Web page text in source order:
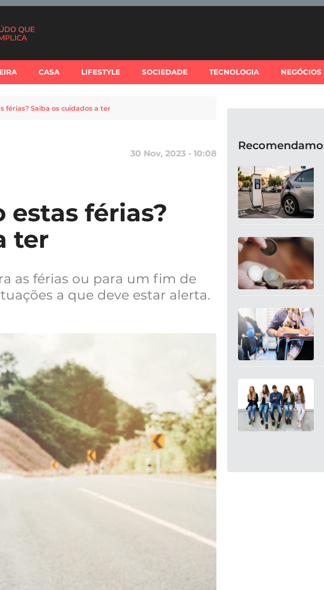
CASA LIFESTYLE SOCIEDADE TECNOLOGIA NEGÓCIOS
férias? Saiba os cuidados a ter
30 Nov, 2023 - 10:08
estas férias?
ter
as férias ou para um fim de
a que deve estar alerta.